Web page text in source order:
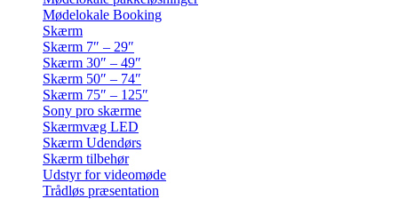
Mødelokale Booking
Skærm
Skærm 7″ – 29″
Skærm 30″ – 49″
Skærm 50″ – 74″
Skærm 75″ – 125″
Sony pro skærme
Skærmvæg LED
Skærm Udendørs
Skærm tilbehør
Udstyr for videomøde
Trådløs præsentation